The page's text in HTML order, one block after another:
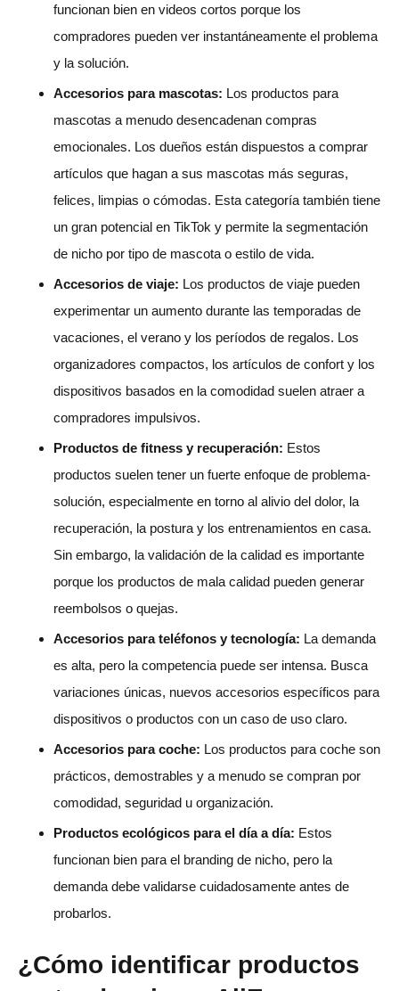
funcionan bien en videos cortos porque los
compradores pueden ver instantáneamente el problema
y la solución.
Accesorios para mascotas: Los productos para
mascotas a menudo desencadenan compras
emocionales. Los dueños están dispuestos a comprar
artículos que hagan a sus mascotas más seguras,
felices, limpias o cómodas. Esta categoría también tiene
un gran potencial en TikTok y permite la segmentación
de nicho por tipo de mascota o estilo de vida.
Accesorios de viaje: Los productos de viaje pueden
experimentar un aumento durante las temporadas de
vacaciones, el verano y los períodos de regalos. Los
organizadores compactos, los artículos de confort y los
dispositivos basados en la comodidad suelen atraer a
compradores impulsivos.
Productos de fitness y recuperación: Estos
productos suelen tener un fuerte enfoque de problema-
solución, especialmente en torno al alivio del dolor, la
recuperación, la postura y los entrenamientos en casa.
Sin embargo, la validación de la calidad es importante
porque los productos de mala calidad pueden generar
reembolsos o quejas.
Accesorios para teléfonos y tecnología: La demanda
es alta, pero la competencia puede ser intensa. Busca
variaciones únicas, nuevos accesorios específicos para
dispositivos o productos con un caso de uso claro.
Accesorios para coche: Los productos para coche son
prácticos, demostrables y a menudo se compran por
comodidad, seguridad u organización.
Productos ecológicos para el día a día: Estos
funcionan bien para el branding de nicho, pero la
demanda debe validarse cuidadosamente antes de
probarlos.
¿Cómo identificar productos